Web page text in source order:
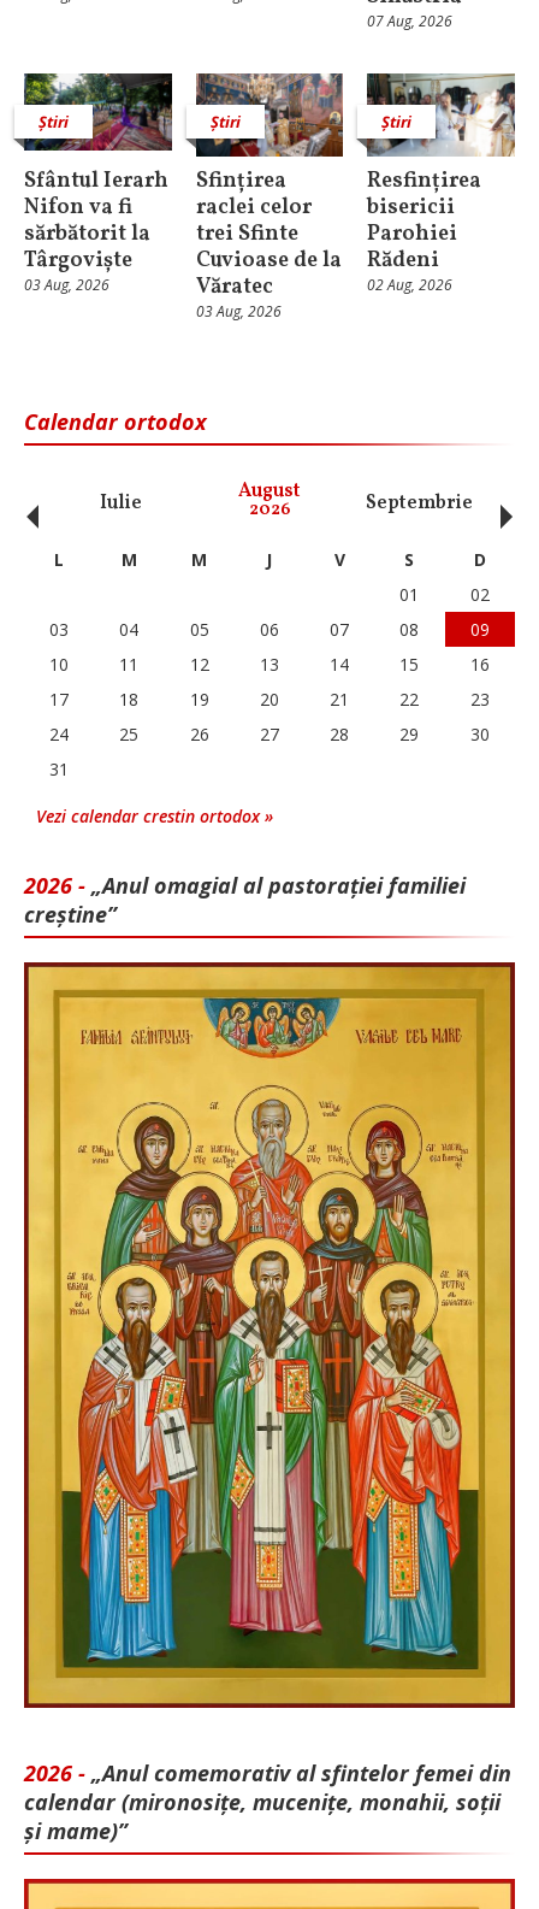
07 Aug, 2026
Știri
Sfântul Ierarh
Nifon va fi
sărbătorit la
Târgoviște
03 Aug, 2026
Știri
Sfințirea
raclei celor
trei Sfinte
Cuvioase de la
Văratec
03 Aug, 2026
Știri
Resfințirea
bisericii
Parohiei
Rădeni
02 Aug, 2026
Calendar ortodox
Iulie August
2026 Septembrie
‹ L M M J V S
D
01
02
03
04 05 06 07 08
09
10
11 12 13 14 15
16
17
18 19 20 21 22
23
24
25 26 27 28 29
30
31
Vezi calendar crestin ortodox »
2026 - „Anul omagial al pastorației familiei
creștine”
2026 - „Anul comemorativ al sfintelor femei din
calendar (mironosițe, mu­cenițe, monahii, soții
și mame)”